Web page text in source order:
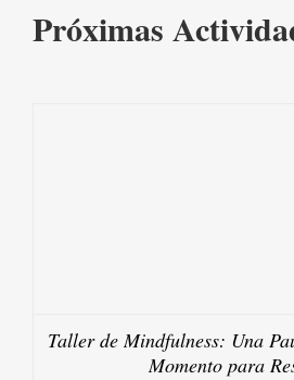
Próximas
Taller de Mindfulness: Una
Momento para